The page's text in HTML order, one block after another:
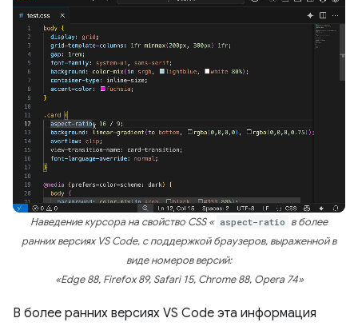
Наведение курсора на свойство CSS « aspect-ratio в более
ранних версиях VS Code, с поддержкой браузеров, выраженной в
виде номеров версий:
«Edge 88, Firefox 89, Safari 15, Chrome 88, Opera 74»
В более ранних версиях VS Code эта информация